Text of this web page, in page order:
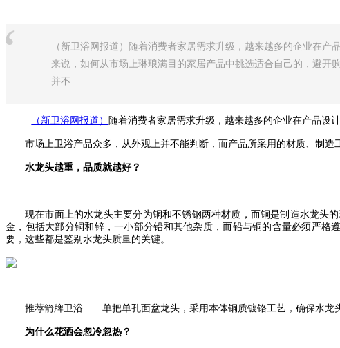
（新卫浴网报道）随着消费者家居需求升级，越来越多的企业在产
来说，如何从市场上琳琅满目的家居产品中挑选适合自己的，避开
并不 ...
（新卫浴网报道） 随着消费者家居需求升级，越来越多的企业在产品设
市场上卫浴产品众多，从外观上并不能判断，而产品所采用的材质、制造
水龙头越重，品质就越好？
现在市面上的水龙头主要分为铜和不锈钢两种材质，而铜是制造水龙头
金，包括大部分铜和锌，一小部分铅和其他杂质，而铅与铜的含量必须严
要，这些都是鉴别水龙头质量的关键。
推荐箭牌卫浴——单把单孔面盆龙头，采用本体铜质镀铬工艺，确保水龙
为什么花洒会忽冷忽热？